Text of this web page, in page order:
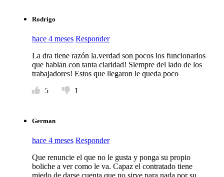
Rodrigo
hace 4 meses Responder
La dra tiene razón la.verdad son pocos los funcionarios
que hablan con tanta claridad! Siempre del lado de los
trabajadores! Estos que llegaron le queda poco
5
1
German
hace 4 meses Responder
Que renuncie el que no le gusta y ponga su propio
boliche a ver como le va. Capaz el contratado tiene